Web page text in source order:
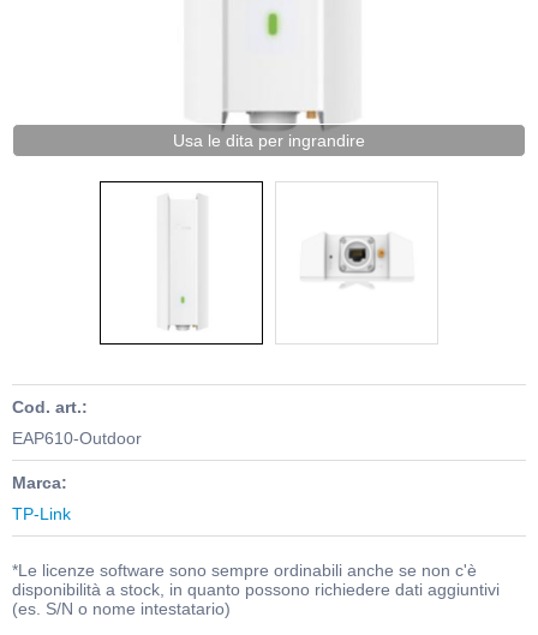
Usa le dita per ingrandire
Cod. art.:
EAP610-Outdoor
Marca:
TP-Link
*Le licenze software sono sempre ordinabili anche se non c'è
disponibilità a stock, in quanto possono richiedere dati aggiuntivi
(es. S/N o nome intestatario)